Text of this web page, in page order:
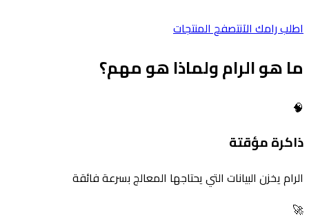
اطلب رامك الآنتصفح المنتجات
ما هو الرام ولماذا هو مهم؟
🧠
ذاكرة مؤقتة
الرام يخزن البيانات التي يحتاجها المعالج بسرعة فائقة
🚀